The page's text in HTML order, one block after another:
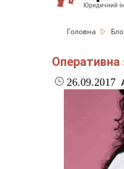
Головна
Оперативна
26.09.2017